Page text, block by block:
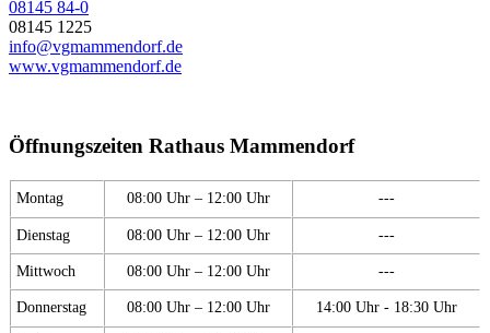
08145 84-0
08145 1225
info@vgmammendorf.de
www.vgmammendorf.de
Öffnungszeiten Rathaus Mammendorf
Montag 08:00 Uhr – 12:00 Uhr ---
Dienstag 08:00 Uhr – 12:00 Uhr ---
Mittwoch 08:00 Uhr – 12:00 Uhr ---
Donnerstag 08:00 Uhr – 12:00 Uhr 14:00 Uhr - 18:30 Uhr